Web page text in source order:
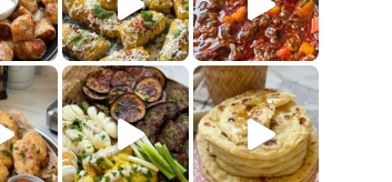
מעולאז מה בשבילכם? בפ
טוניסאי לתשעת הימים, חשבתי מה לחדש לכם ונראה